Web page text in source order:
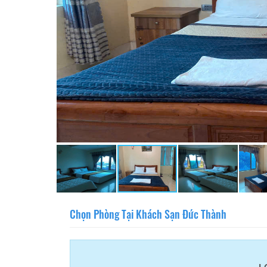
Chọn Phòng Tại Khách Sạn Đức Thành